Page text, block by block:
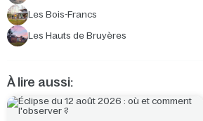
Les Bois-Francs
Les Hauts de Bruyères
À lire aussi: